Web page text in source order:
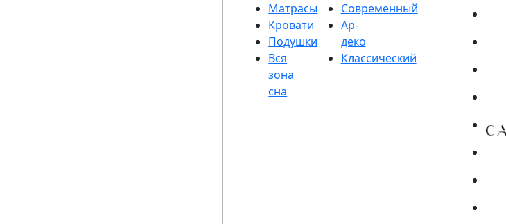
Матрасы
Кровати
Подушки